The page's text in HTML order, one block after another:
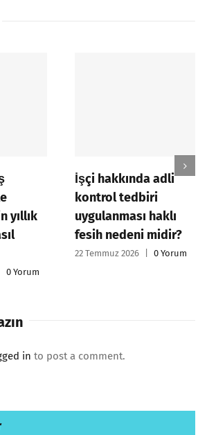
yıllık
0 Yorum
İşçi hakkında adli
kontrol tedbiri
uygulanması haklı
fesih nedeni midir?
22 Temmuz 2026 0 Yorum
in to post a comment.